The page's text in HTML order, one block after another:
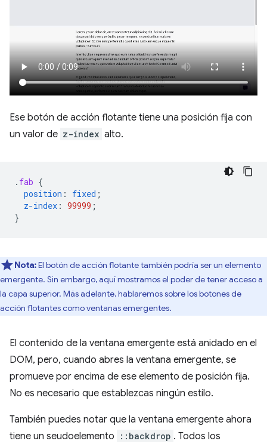
Ese botón de acción flotante tiene una posición fija con
un valor de z-index alto.
. fab {
position : fixed ;
z-index : 99999 ;
}
Nota:El botón de acción flotante también podría ser un elemento
emergente. Sin embargo, aquí mostramos el poder de tener acceso a
la capa superior. Más adelante, hablaremos sobre los botones de
acción flotantes como ventanas emergentes.
El contenido de la ventana emergente está anidado en el
DOM, pero, cuando abres la ventana emergente, se
promueve por encima de ese elemento de posición fija.
No es necesario que establezcas ningún estilo.
También puedes notar que la ventana emergente ahora
tiene un seudoelemento
::backdrop . Todos los